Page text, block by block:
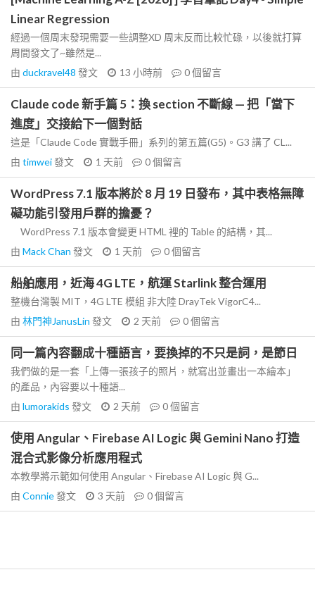
Linear Regression
經過一個周末發現需要一些調整XD 周末反而比較忙碌，以後就打算
周間發文了~雖然是...
由 duckravel48 發文 13 小時前 0個留言
Claude code 新手篇 5：換 section 不斷線 — 把「當下
進度」交接給下一個對話
這是「Claude Code 實戰手冊」系列的第五篇(G5)。G3 講了 CL...
由 timwei發文 1 天前 0個留言
WordPress 7.1 版本將於 8 月 19 日發布，其中表格無障
礙功能引發用戶群的擔憂？
WordPress 7.1 版本會變更 HTML 裡的 Table 的結構，其...
由 Mack Chan 發文 1 天前 0個留言
船舶應用，近海 4G LTE，航運 Starlink 整合運用
整機台灣製 MIT，4G LTE 模組 非大陸 DrayTek VigorC4...
由 林門神JanusLin 發文 2 天前 0個留言
同一篇內容翻成十種語言，要換掉的不只是詞，是節日
我們做的是一套「上傳一張孩子的照片，就寫出並畫出一本繪本」
的產品，內容要以十種語...
由 lumorakids 發文 2 天前 0個留言
使用 Angular、Firebase AI Logic 與 Gemini Nano 打造
混合式影像分析應用程式
本教學將示範如何使用 Angular、Firebase AI Logic 與 G...
由 Connie發文 3 天前 0個留言